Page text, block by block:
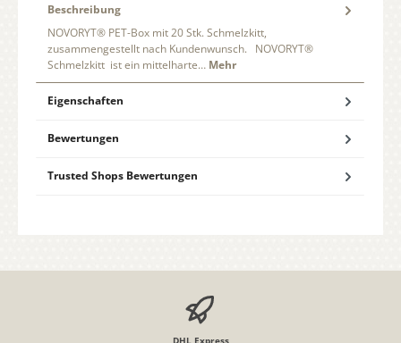
Beschreibung
NOVORYT® PET-Box mit 20 Stk. Schmelzkitt,
zusammengestellt nach Kundenwunsch. NOVORYT®
Schmelzkitt ist ein mittelharte… Mehr
Eigenschaften
Bewertungen
Trusted Shops Bewertungen
DHL Express